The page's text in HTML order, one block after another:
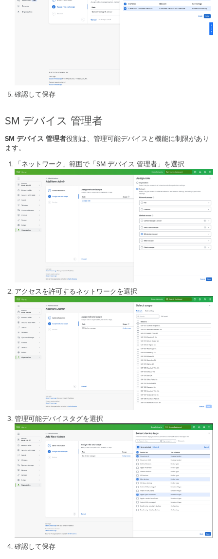
確認して保存
SM デバイス 管理者
SM デバイス 管理者役割は、管理可能デバイスと機能に制限があり
ます。
「ネットワーク」範囲で「SM デバイス 管理者」を選択
アクセスを許可するネットワークを選択
管理可能デバイスタグを選択
確認して保存